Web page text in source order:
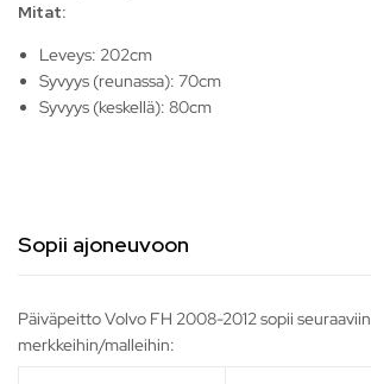
Mitat:
Leveys: 202cm
Syvyys (reunassa): 70cm
Syvyys (keskellä): 80cm
Sopii ajoneuvoon
Päiväpeitto Volvo FH 2008-2012 sopii seuraaviin
merkkeihin/malleihin: